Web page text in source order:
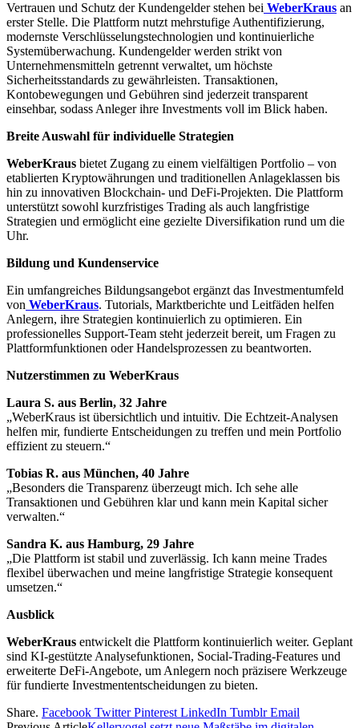
Vertrauen und Schutz der Kundengelder stehen bei WeberKraus an
erster Stelle. Die Plattform nutzt mehrstufige Authentifizierung,
modernste Verschlüsselungstechnologien und kontinuierliche
Systemüberwachung. Kundengelder werden strikt von
Unternehmensmitteln getrennt verwaltet, um höchste
Sicherheitsstandards zu gewährleisten. Transaktionen,
Kontobewegungen und Gebühren sind jederzeit transparent
einsehbar, sodass Anleger ihre Investments voll im Blick haben.
Breite Auswahl für individuelle Strategien
WeberKraus bietet Zugang zu einem vielfältigen Portfolio – von
etablierten Kryptowährungen und traditionellen Anlageklassen bis
hin zu innovativen Blockchain- und DeFi-Projekten. Die Plattform
unterstützt sowohl kurzfristiges Trading als auch langfristige
Strategien und ermöglicht eine gezielte Diversifikation rund um die
Uhr.
Bildung und Kundenservice
Ein umfangreiches Bildungsangebot ergänzt das Investmentumfeld
von WeberKraus. Tutorials, Marktberichte und Leitfäden helfen
Anlegern, ihre Strategien kontinuierlich zu optimieren. Ein
professionelles Support-Team steht jederzeit bereit, um Fragen zu
Plattformfunktionen oder Handelsprozessen zu beantworten.
Nutzerstimmen zu WeberKraus
Laura S. aus Berlin, 32 Jahre
„WeberKraus ist übersichtlich und intuitiv. Die Echtzeit-Analysen
helfen mir, fundierte Entscheidungen zu treffen und mein Portfolio
effizient zu steuern.“
Tobias R. aus München, 40 Jahre
„Besonders die Transparenz überzeugt mich. Ich sehe alle
Transaktionen und Gebühren klar und kann mein Kapital sicher
verwalten.“
Sandra K. aus Hamburg, 29 Jahre
„Die Plattform ist stabil und zuverlässig. Ich kann meine Trades
flexibel überwachen und meine langfristige Strategie konsequent
umsetzen.“
Ausblick
WeberKraus entwickelt die Plattform kontinuierlich weiter. Geplant
sind KI-gestützte Analysefunktionen, Social-Trading-Features und
erweiterte DeFi-Angebote, um Anlegern noch präzisere Werkzeuge
für fundierte Investmententscheidungen zu bieten.
Share. Facebook Twitter Pinterest LinkedIn Tumblr Email